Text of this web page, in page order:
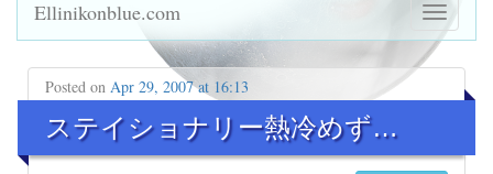
Ellinikonblue.com
Posted on Apr 29, 2007 at 16:13
ステイショナリー熱冷めず…